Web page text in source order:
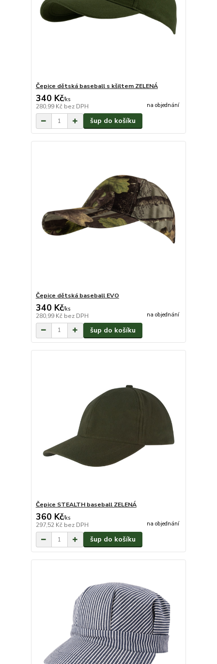
Čepice dětská baseball s kšiltem ZELENÁ
340 Kč/ks
280,99 Kč bez DPH na objednání
šup do košíku
Čepice dětská baseball EVO
340 Kč/ks
280,99 Kč bez DPH na objednání
šup do košíku
Čepice STEALTH baseball ZELENÁ
360 Kč/ks
297,52 Kč bez DPH na objednání
šup do košíku